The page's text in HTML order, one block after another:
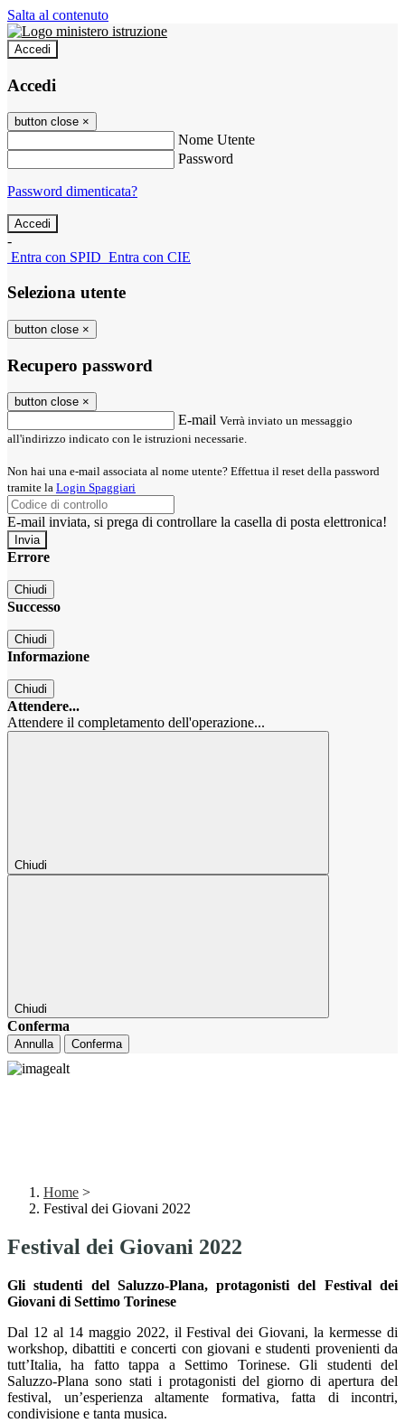
Salta al contenuto
Accedi
Accedi
button close ×
Nome Utente
Password
Password dimenticata?
-
Entra con SPID Entra con CIE
Seleziona utente
button close ×
Recupero password
button close ×
E-mail Verrà inviato un messaggio
all'indirizzo indicato con le istruzioni necessarie.
Non hai una e-mail associata al nome utente? Effettua il reset della password
tramite la Login Spaggiari
E-mail inviata, si prega di controllare la casella di posta elettronica!
Errore
Chiudi
Successo
Chiudi
Informazione
Chiudi
Attendere...
Attendere il completamento dell'operazione...
Chiudi
Chiudi
Conferma
Annulla Conferma
Home >
Festival dei Giovani 2022
Festival dei Giovani 2022
Gli studenti del Saluzzo-Plana, protagonisti del Festival dei
Giovani di Settimo Torinese
Dal 12 al 14 maggio 2022, il Festival dei Giovani, la kermesse di
workshop, dibattiti e concerti con giovani e studenti provenienti da
tutt’Italia, ha fatto tappa a Settimo Torinese. Gli studenti del
Saluzzo-Plana sono stati i protagonisti del giorno di apertura del
festival, un’esperienza altamente formativa, fatta di incontri,
condivisione e tanta musica.